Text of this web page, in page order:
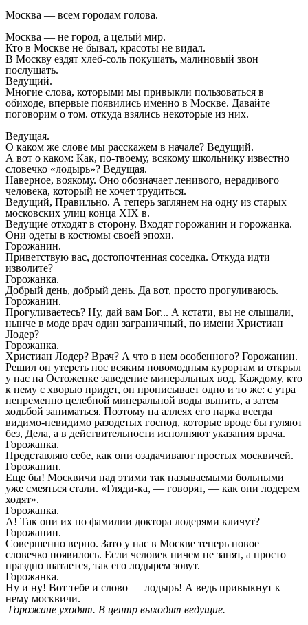
Москва — всем городам голова.
Москва — не город, а целый мир.
Кто в Москве не бывал, красоты не видал.
В Москву ездят хлеб-соль покушать, малиновый звон
послушать.
Ведущий.
Многие слова, которыми мы привыкли пользоваться в
обиходе, впервые появились именно в Москве. Давайте
поговорим о том. откуда взялись некоторые из них.
Ведущая.
О каком же слове мы расскажем в начале? Ведущий.
А вот о каком: Как, по-твоему, всякому школьнику известно
словечко «лодырь»? Ведущая.
Наверное, воякому. Оно обозначает ленивого, нерадивого
человека, который не хочет трудиться.
Ведущий, Правильно. А теперь заглянем на одну из старых
московских улиц конца XIX в.
Ведущие отходят в сторону. Входят горожанин и горожанка.
Они одеты в костюмы своей эпохи.
Горожанин.
Приветствую вас, достопочтенная соседка. Откуда идти
изволите?
Горожанка.
Добрый день, добрый день. Да вот, просто прогуливаюсь.
Горожанин.
Прогуливаетесь? Ну, дай вам Бог... А кстати, вы не слышали,
нынче в моде врач один заграничный, по имени Христиан
JIодер?
Горожанка.
Христиан Лодер? Врач? А что в нем особенного? Горожанин.
Решил он утереть нос всяким новомодным курортам и открыл
у нас на Остоженке заведение минеральных вод. Каждому, кто
к нему с хворью придет, он прописывает одно и то же: с утра
непременно целебной минеральной воды выпить, а затем
ходьбой заниматься. Поэтому на аллеях его парка всегда
видимо-невидимо разодетых господ, которые вроде бы гуляют
без, Дела, а в действительности исполняют указания врача.
Горожанка.
Представляю себе, как они озадачивают простых москвичей.
Горожанин.
Еще бы! Москвичи над этими так называемыми больными
уже смеяться стали. «Гляди-ка, — говорят, — как они лодерем
ходят».
Горожанка.
А! Так они их по фамилии доктора лодерями кличут?
Горожанин.
Совершенно верно. Зато у нас в Москве теперь новое
словечко появилось. Если человек ничем не занят, а просто
праздно шатается, так его лодырем зовут.
Горожанка.
Ну и ну! Вот тебе и слово — лодырь! А ведь привыкнут к
нему москвичи.
Горожане уходят. В центр выходят ведущие.